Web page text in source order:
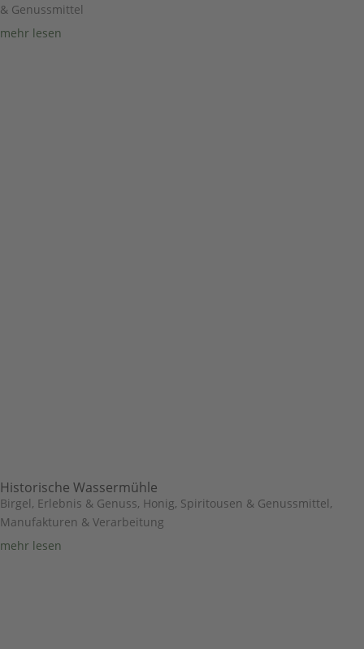
& Genussmittel
mehr lesen
Historische Wassermühle
Birgel, Erlebnis & Genuss, Honig, Spiritousen & Genussmittel,
Manufakturen & Verarbeitung
mehr lesen